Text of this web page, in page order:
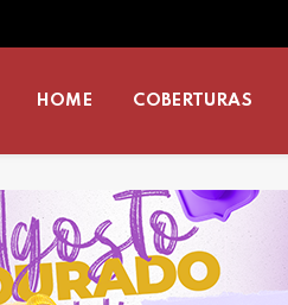
HOME COBERTURAS